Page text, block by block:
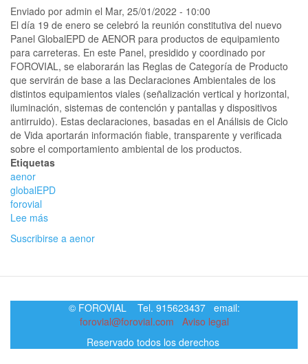
Enviado por admin el Mar, 25/01/2022 - 10:00
El día 19 de enero se celebró la reunión constitutiva del nuevo
Panel GlobalEPD de AENOR para productos de equipamiento
para carreteras. En este Panel, presidido y coordinado por
FOROVIAL, se elaborarán las Reglas de Categoría de Producto
que servirán de base a las Declaraciones Ambientales de los
distintos equipamientos viales (señalización vertical y horizontal,
iluminación, sistemas de contención y pantallas y dispositivos
antirruido). Estas declaraciones, basadas en el Análisis de Ciclo
de Vida aportarán información fiable, transparente y verificada
sobre el comportamiento ambiental de los productos.
Etiquetas
aenor
globalEPD
forovial
Lee más
Panel
de
para
equipamiento
carreteras
Suscribirse a aenor
© FOROVIAL Tel. 915623437 email:
forovial@forovial.com
Aviso legal
Reservado todos los derechos